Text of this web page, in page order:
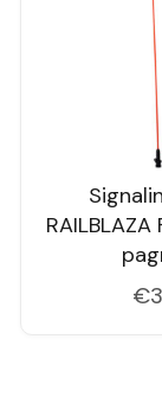
€